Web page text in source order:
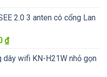
2.0 3 anten có cổng Lan
₫.
₫Giá
tại
dây wifi KN-H21W nhỏ gọn